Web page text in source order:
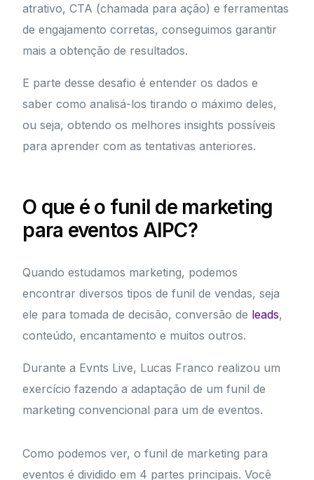
atrativo, CTA (chamada para ação) e ferramentas
de engajamento corretas, conseguimos garantir
mais a obtenção de resultados.
E parte desse desafio é entender os dados e
saber como analisá-los tirando o máximo deles,
ou seja, obtendo os melhores insights possíveis
para aprender com as tentativas anteriores.
O que é o funil de marketing
para eventos AIPC?
Quando estudamos marketing, podemos
encontrar diversos tipos de funil de vendas, seja
ele para tomada de decisão, conversão de leads,
conteúdo, encantamento e muitos outros.
Durante a Evnts Live, Lucas Franco realizou um
exercício fazendo a adaptação de um funil de
marketing convencional para um de eventos.
Como podemos ver, o funil de marketing para
eventos é dividido em 4 partes principais. Você